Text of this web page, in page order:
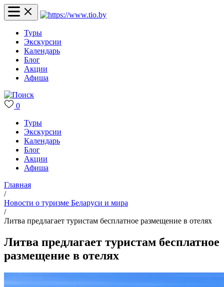
Туры
Экскурсии
Календарь
Блог
Акции
Афиша
0
Туры
Экскурсии
Календарь
Блог
Акции
Афиша
Главная
/
Новости о туризме Беларуси и мира
/
Литва предлагает туристам бесплатное размещение в отелях
Литва предлагает туристам бесплатное
размещение в отелях